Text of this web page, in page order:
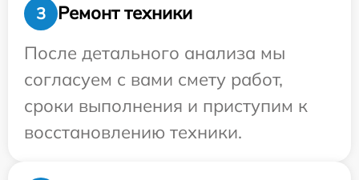
3
Ремонт техники
После детального анализа мы
согласуем с вами смету работ,
сроки выполнения и приступим к
восстановлению техники.